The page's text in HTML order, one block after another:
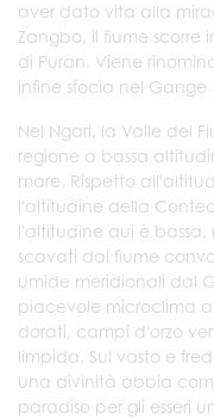
aver dato vita alla
Zangbo, il fiume scorre
di Puran. Viene
infine sfocia nel Gange
Nel Ngari, la Valle del
regione a bassa
mare. Rispetto
l'altitudine della
l'altitudine qui è bassa,
scavati dal fiume
umide meridionali dal
piacevole microclima
dorati, campi d'orzo
limpida. Sul vasto e
una divinità abbia
paradiso per gli esseri